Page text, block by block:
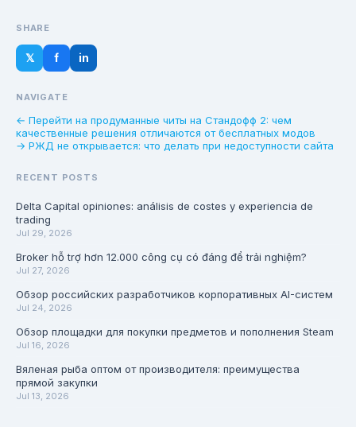
SHARE
𝕏 f in
NAVIGATE
← Перейти на продуманные читы на Стандофф 2: чем
качественные решения отличаются от бесплатных модов
→ РЖД не открывается: что делать при недоступности сайта
RECENT POSTS
Delta Capital opiniones: análisis de costes y experiencia de
trading
Jul 29, 2026
Broker hỗ trợ hơn 12.000 công cụ có đáng để trải nghiệm?
Jul 27, 2026
Обзор российских разработчиков корпоративных AI-систем
Jul 24, 2026
Обзор площадки для покупки предметов и пополнения Steam
Jul 16, 2026
Вяленая рыба оптом от производителя: преимущества
прямой закупки
Jul 13, 2026